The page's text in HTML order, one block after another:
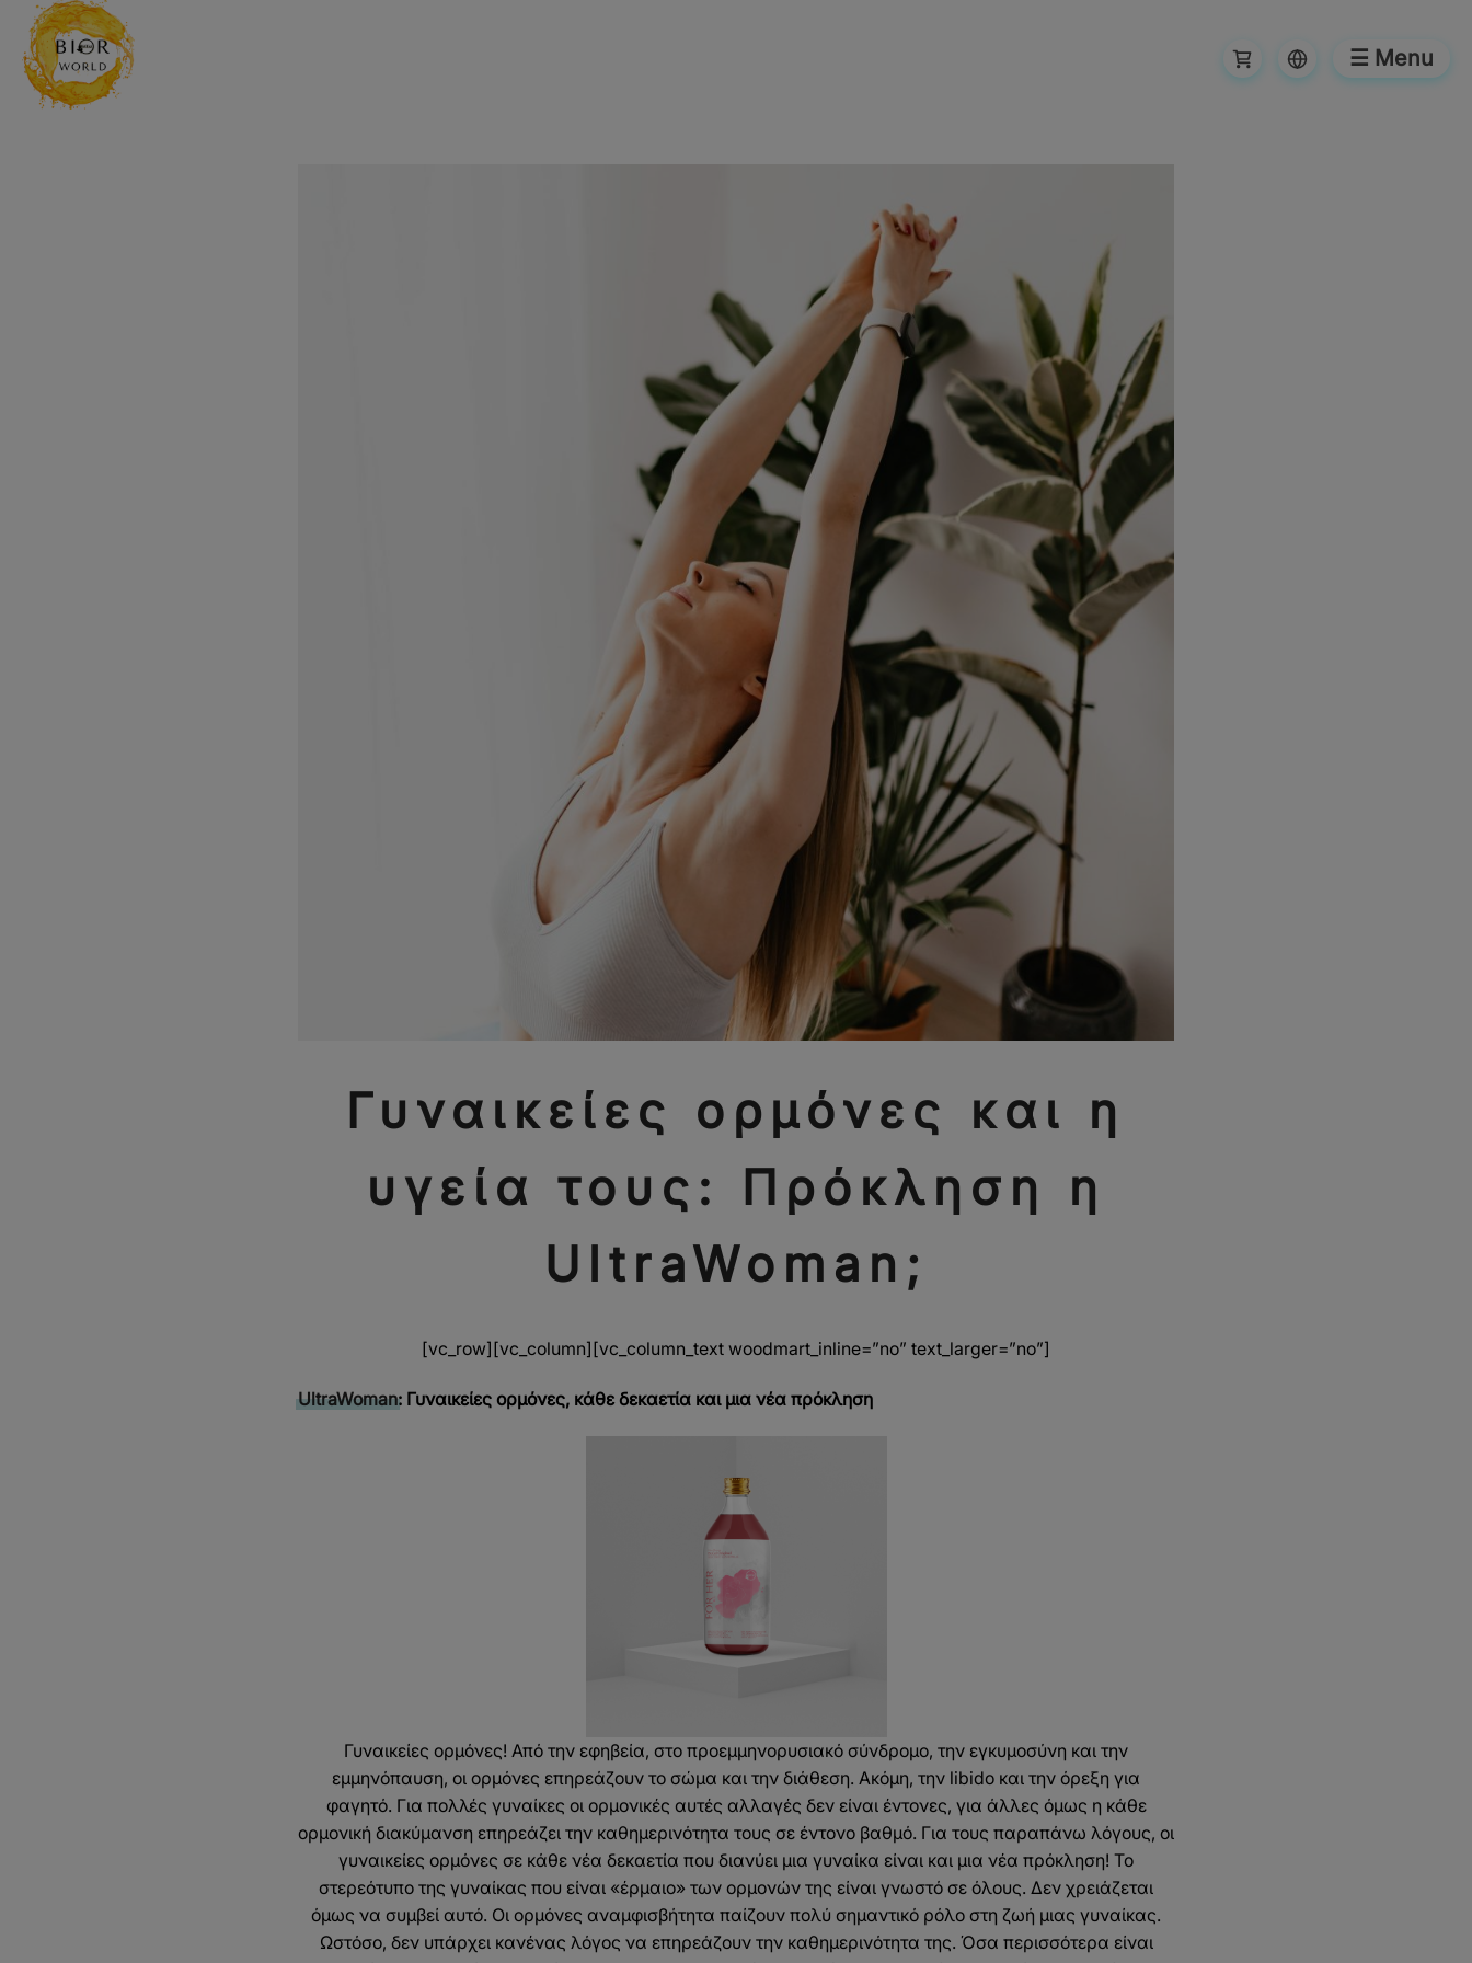
☰ Menu
Γυναικείες ορμόνες και η
υγεία τους: Πρόκληση η
UltraWoman;
[vc_row][vc_column][vc_column_text woodmart_inline=”no” text_larger=”no”]
UltraWoman: Γυναικείες ορμόνες, κάθε δεκαετία και μια νέα πρόκληση
Γυναικείες ορμόνες! Από την εφηβεία, στο προεμμηνορυσιακό σύνδρομο, την εγκυμοσύνη και την
εμμηνόπαυση, οι ορμόνες επηρεάζουν το σώμα και την διάθεση. Ακόμη, την libido και την όρεξη για
φαγητό. Για πολλές γυναίκες οι ορμονικές αυτές αλλαγές δεν είναι έντονες, για άλλες όμως η κάθε
ορμονική διακύμανση επηρεάζει την καθημερινότητα τους σε έντονο βαθμό. Για τους παραπάνω λόγους, οι
γυναικείες ορμόνες σε κάθε νέα δεκαετία που διανύει μια γυναίκα είναι και μια νέα πρόκληση! Το
στερεότυπο της γυναίκας που είναι «έρμαιο» των ορμονών της είναι γνωστό σε όλους. Δεν χρειάζεται
όμως να συμβεί αυτό. Οι ορμόνες αναμφισβήτητα παίζουν πολύ σημαντικό ρόλο στη ζωή μιας γυναίκας.
Ωστόσο, δεν υπάρχει κανένας λόγος να επηρεάζουν την καθημερινότητα της. Όσα περισσότερα είναι